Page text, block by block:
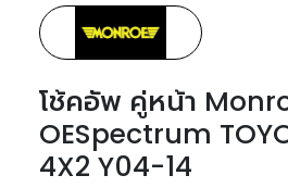
โช้คอัพ คู่หน้า
OESpectrum
4X2 Y04-14